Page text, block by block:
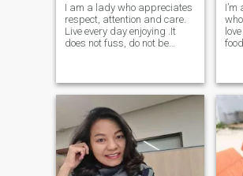
I am a lady who appreciates
respect, attention and care.
Live every day enjoying .It
does not fuss, do not be
is the worst thing men can do
with ladies. If I'm too yo